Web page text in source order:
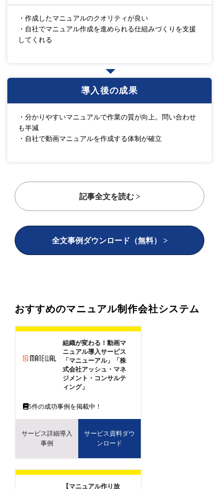
・作成したマニュアルのクオリティが良い
・自社でマニュアル作成を進められる仕組みづくりを支援
してくれる
導入後の成果
・分かりやすいマニュアルで作業の質が向上。問い合わせ
も半減
・自社で動画マニュアルを作成する体制が確立
記事全文を読む >
全文事例ダウンロード（無料） >
おすすめのマニュアル制作会社システム
組織が変わる！動画マ
ニュアル導入サービス
「マニューアル」「株
式会社アッシュ・マネ
ジメント・コンサルテ
ィング」
5件の成功事例を掲載中！
サービス詳細導入
事例
サービス資料ダウ
ンロード
【マニュアル作り放